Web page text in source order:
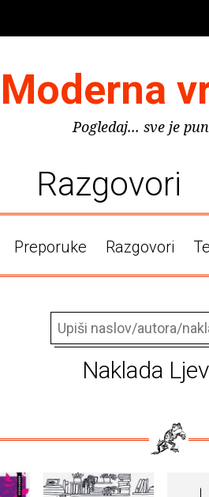
Moderna
Pogledaj... sve je
Razgovori
Preporuke Razgovori
Naklada